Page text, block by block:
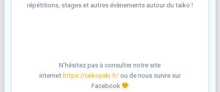
répétitions, stages et autres évènements autour du taiko !
N’hésitez pas à consulter notre site
internet https://taikoyaki.fr/ou de nous suivre sur
Facebook